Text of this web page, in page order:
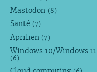
Mastodon (8)
Santé (7)
Aprilien (7)
Windows 10/Windows 11
(6)